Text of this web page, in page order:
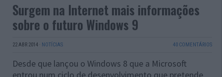
Surgem na Internet mais informações
sobre o futuro Windows 9
22 ABR 2014 · NOTÍCIAS 40 COMENTÁRIOS
Desde que lançou o Windows 8 que a Microsoft